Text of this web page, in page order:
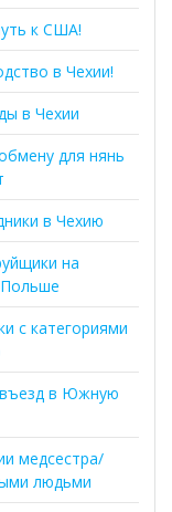
к США!
в Чехии!
в Чехии
для нянь
в Чехию
на
с категориями
въезд в Южную
медсестра/
людьми